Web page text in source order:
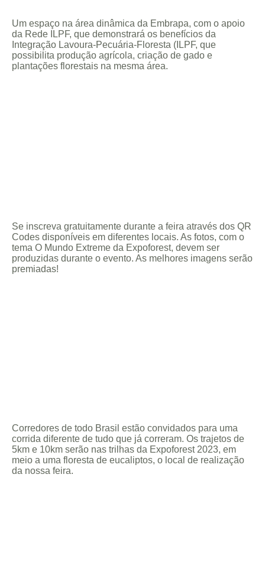
Um espaço na área dinâmica da Embrapa, com o apoio
da Rede ILPF, que demonstrará os benefícios da
Integração Lavoura-Pecuária-Floresta (ILPF, que
possibilita produção agrícola, criação de gado e
plantações florestais na mesma área.
Se inscreva gratuitamente durante a feira através dos QR
Codes disponíveis em diferentes locais. As fotos, com o
tema O Mundo Extreme da Expoforest, devem ser
produzidas durante o evento. As melhores imagens serão
premiadas!
Corredores de todo Brasil estão convidados para uma
corrida diferente de tudo que já correram. Os trajetos de
5km e 10km serão nas trilhas da Expoforest 2023, em
meio a uma floresta de eucaliptos, o local de realização
da nossa feira.